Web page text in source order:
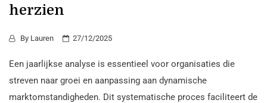
herzien
By Lauren 27/12/2025
Een jaarlijkse analyse is essentieel voor organisaties die
streven naar groei en aanpassing aan dynamische
marktomstandigheden. Dit systematische proces faciliteert de